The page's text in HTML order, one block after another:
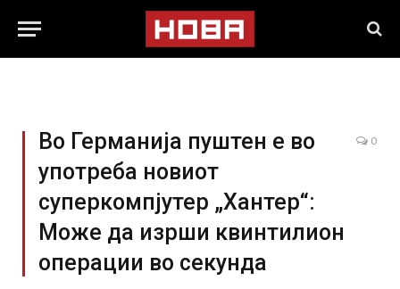
Во Германија пуштен е во
употреба новиот
суперкомпјутер „Хантер“:
Може да изрши квинтилион
операции во секунда
0